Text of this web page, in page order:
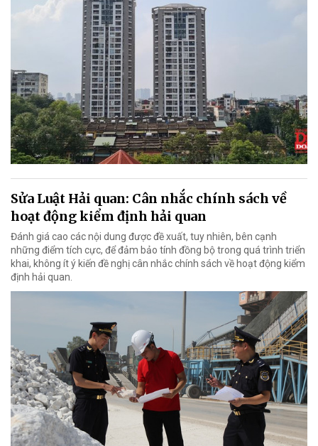
Sửa Luật Hải quan: Cân nhắc chính sách về
hoạt động kiểm định hải quan
Đánh giá cao các nội dung được đề xuất, tuy nhiên, bên cạnh
những điểm tích cực, để đảm bảo tính đồng bộ trong quá trình triển
khai, không ít ý kiến đề nghị cân nhắc chính sách về hoạt động kiểm
định hải quan.